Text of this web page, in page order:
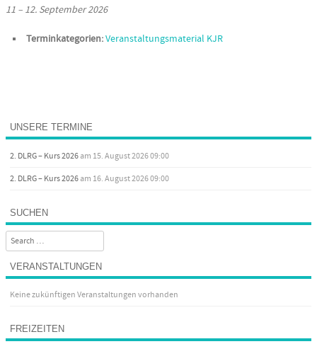
11 – 12. September 2026
Terminkategorien:Veranstaltungsmaterial KJR
UNSERE TERMINE
2. DLRG – Kurs 2026am 15. August 2026 09:00
2. DLRG – Kurs 2026am 16. August 2026 09:00
SUCHEN
Search
VERANSTALTUNGEN
Keine zukünftigen Veranstaltungen vorhanden
FREIZEITEN